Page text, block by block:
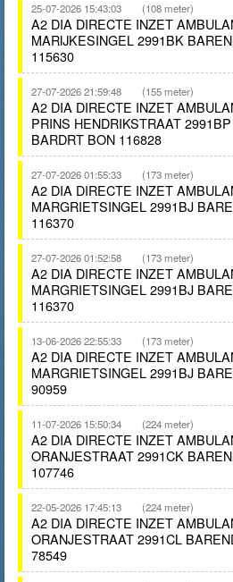
25-07-2026 15:43:03 (108 meter)
A2 DIA DIRECTE INZET
MARIJKESINGEL 2991BK
115630
27-07-2026 21:59:48 (155 meter)
A2 DIA DIRECTE INZET
PRINS HENDRIKSTRAAT
BARDRT BON 116828
27-07-2026 01:55:33 (173 meter)
A2 DIA DIRECTE INZET
MARGRIETSINGEL 2991BJ
116370
27-07-2026 01:52:58 (173 meter)
A2 DIA DIRECTE INZET
MARGRIETSINGEL 2991BJ
116370
13-06-2026 22:55:33 (173 meter)
A2 DIA DIRECTE INZET
MARGRIETSINGEL 2991BJ
90959
11-07-2026 15:50:34 (224 meter)
A2 DIA DIRECTE INZET
ORANJESTRAAT 2991CK
107746
22-05-2026 17:45:13 (224 meter)
A2 DIA DIRECTE INZET
ORANJESTRAAT 2991CL
78549